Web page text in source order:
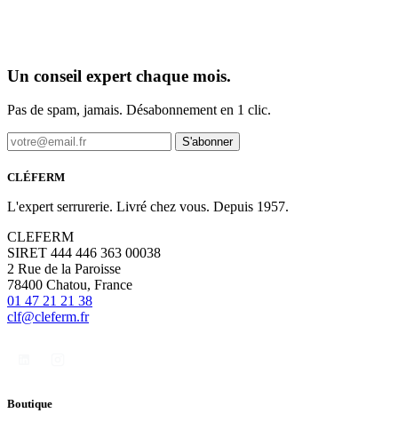
Un conseil expert chaque mois.
Pas de spam, jamais. Désabonnement en 1 clic.
S'abonner
CLÉFERM
L'expert serrurerie. Livré chez vous. Depuis 1957.
CLEFERM
SIRET 444 446 363 00038
2 Rue de la Paroisse
78400 Chatou, France
01 47 21 21 38
clf@cleferm.fr
Boutique